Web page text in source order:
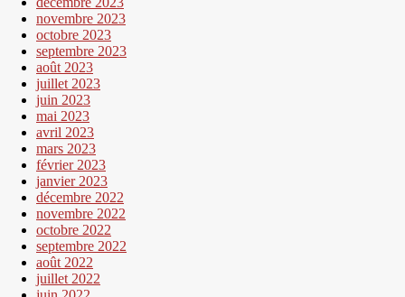
novembre 2023
octobre 2023
septembre 2023
août 2023
juillet 2023
juin 2023
mai 2023
avril 2023
mars 2023
février 2023
janvier 2023
décembre 2022
novembre 2022
octobre 2022
septembre 2022
août 2022
juillet 2022